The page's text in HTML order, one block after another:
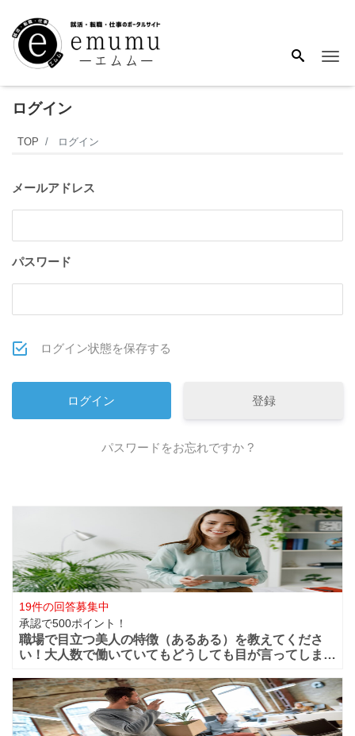
ログイン
TOP ログイン
メールアドレス
パスワード
ログイン状態を保存する
登録
パスワードをお忘れですか ?
19件の回答募集中
承認で500ポイント！
職場で目立つ美人の特徴（あるある）を教えてくださ
い！大人数で働いていてもどうしても目が言ってしまう
ってしまうような美人は職場ではどの様な行動や特徴が
あるのでしょうか？ファッションセンスが良い